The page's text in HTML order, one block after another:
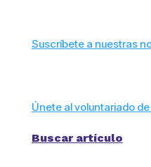
Suscríbete a nuestras
Únete al voluntariado
Buscar artículo